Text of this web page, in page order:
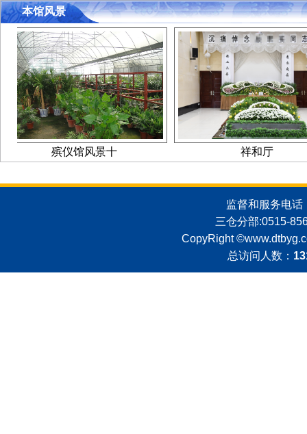
预约业务接待
本馆风景
殡仪馆风景十 祥和厅
监督和服务电
三仓分部:0515-
CopyRight ©
总访问人数：